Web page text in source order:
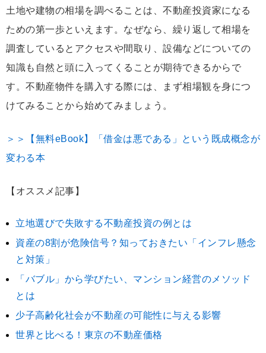
土地や建物の相場を調べることは、不動産投資家になる
ための第一歩といえます。なぜなら、繰り返して相場を
調査しているとアクセスや間取り、設備などについての
知識も自然と頭に入ってくることが期待できるからで
す。不動産物件を購入する際には、まず相場観を身につ
けてみることから始めてみましょう。
＞＞【無料eBook】「借金は悪である」という既成概念が
変わる本
【オススメ記事】
立地選びで失敗する不動産投資の例とは
資産の8割が危険信号？知っておきたい「インフレ懸念
と対策」
「バブル」から学びたい、マンション経営のメソッド
とは
少子高齢化社会が不動産の可能性に与える影響
世界と比べる！東京の不動産価格